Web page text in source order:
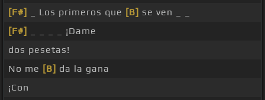
[F#]
_ Los primeros que [B] se ven _ _
[F#]
_ _ _ _ ¡Dame
dos pesetas!
No me [B] da la gana
¡Con